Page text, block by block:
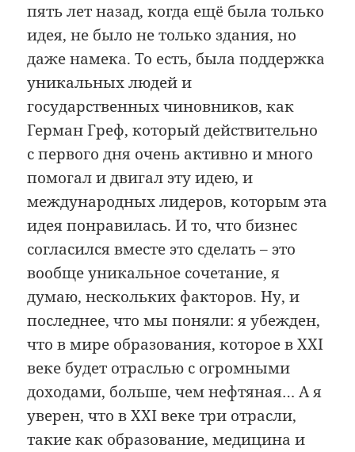
пять лет назад, когда ещё была только
идея, не было не только здания, но
даже намека. То есть, была поддержка
уникальных людей и
государственных чиновников, как
Герман Греф, который действительно
с первого дня очень активно и много
помогал и двигал эту идею, и
международных лидеров, которым эта
идея понравилась. И то, что бизнес
согласился вместе это сделать – это
вообще уникальное сочетание, я
думаю, нескольких факторов. Ну, и
последнее, что мы поняли: я убежден,
что в мире образования, которое в XXI
веке будет отраслью с огромными
доходами, больше, чем нефтяная… А я
уверен, что в XXI веке три отрасли,
такие как образование, медицина и